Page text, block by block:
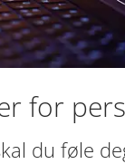
for
du føle